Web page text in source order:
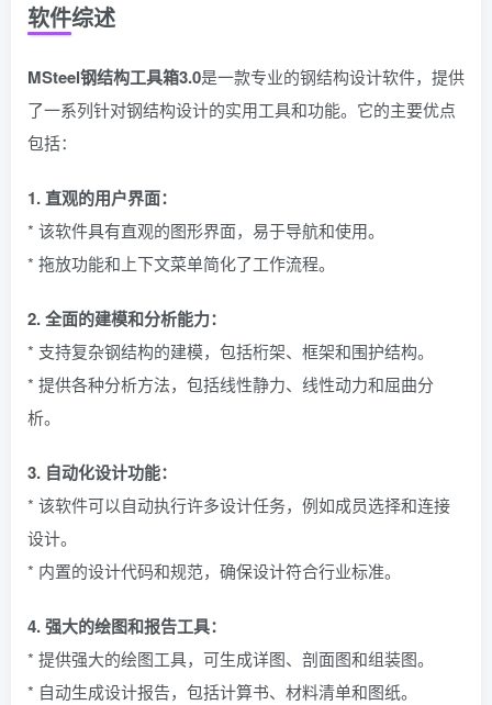
软件综述
MSteel钢结构工具箱3.0是一款专业的钢结构设计软件，提供
了一系列针对钢结构设计的实用工具和功能。它的主要优点
包括：
1. 直观的用户界面：
* 该软件具有直观的图形界面，易于导航和使用。
* 拖放功能和上下文菜单简化了工作流程。
2. 全面的建模和分析能力：
* 支持复杂钢结构的建模，包括桁架、框架和围护结构。
* 提供各种分析方法，包括线性静力、线性动力和屈曲分
析。
3. 自动化设计功能：
* 该软件可以自动执行许多设计任务，例如成员选择和连接
设计。
* 内置的设计代码和规范，确保设计符合行业标准。
4. 强大的绘图和报告工具：
* 提供强大的绘图工具，可生成详图、剖面图和组装图。
* 自动生成设计报告，包括计算书、材料清单和图纸。